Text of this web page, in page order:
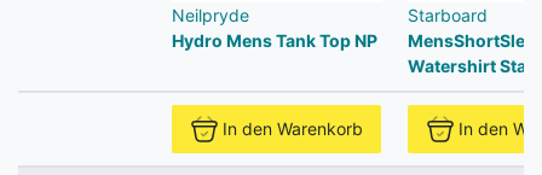
Neilpryde
Hydro Mens Tank Top NP
Starboard
Watershirt
In den Warenkorb In den